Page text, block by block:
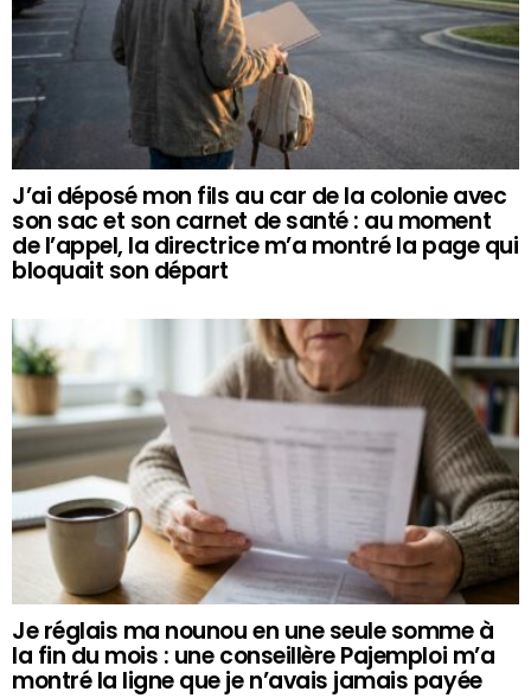
J’ai déposé mon fils au car de la colonie avec
son sac et son carnet de santé : au moment
de l’appel, la directrice m’a montré la page qui
bloquait son départ
Je réglais ma nounou en une seule somme à
la fin du mois : une conseillère Pajemploi m’a
montré la ligne que je n’avais jamais payée